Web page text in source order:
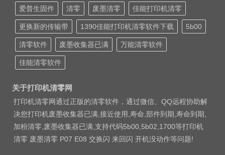
爱普生固件 清零 废墨清零 佳能打印机清零
更换新的传输带 1390佳能打印机清零软件下载 5b00
清零软件 废墨收集器已满 万能清零软件
佳能清零软件
关于打印机清零网
打印机清零网通过正版的清零软件，通过微信、QQ远程协助解
决您打印机废墨收集器已满,接近使用,寿命,部件到期,寿命到期,
加粉清零,废墨收集器已满,支持代码5b00,5b02,1700等打印机
清零 废墨清零 P07 E08 交换闪 来回闪 开机没动作等问题!